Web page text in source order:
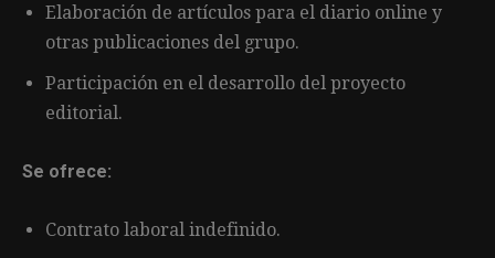
Elaboración de artículos para el diario online y
otras publicaciones del grupo.
Participación en el desarrollo del proyecto
editorial.
Se ofrece:
Contrato laboral indefinido.